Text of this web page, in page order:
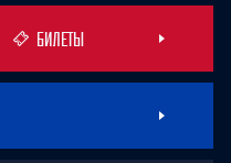
БИЛЕТЫ